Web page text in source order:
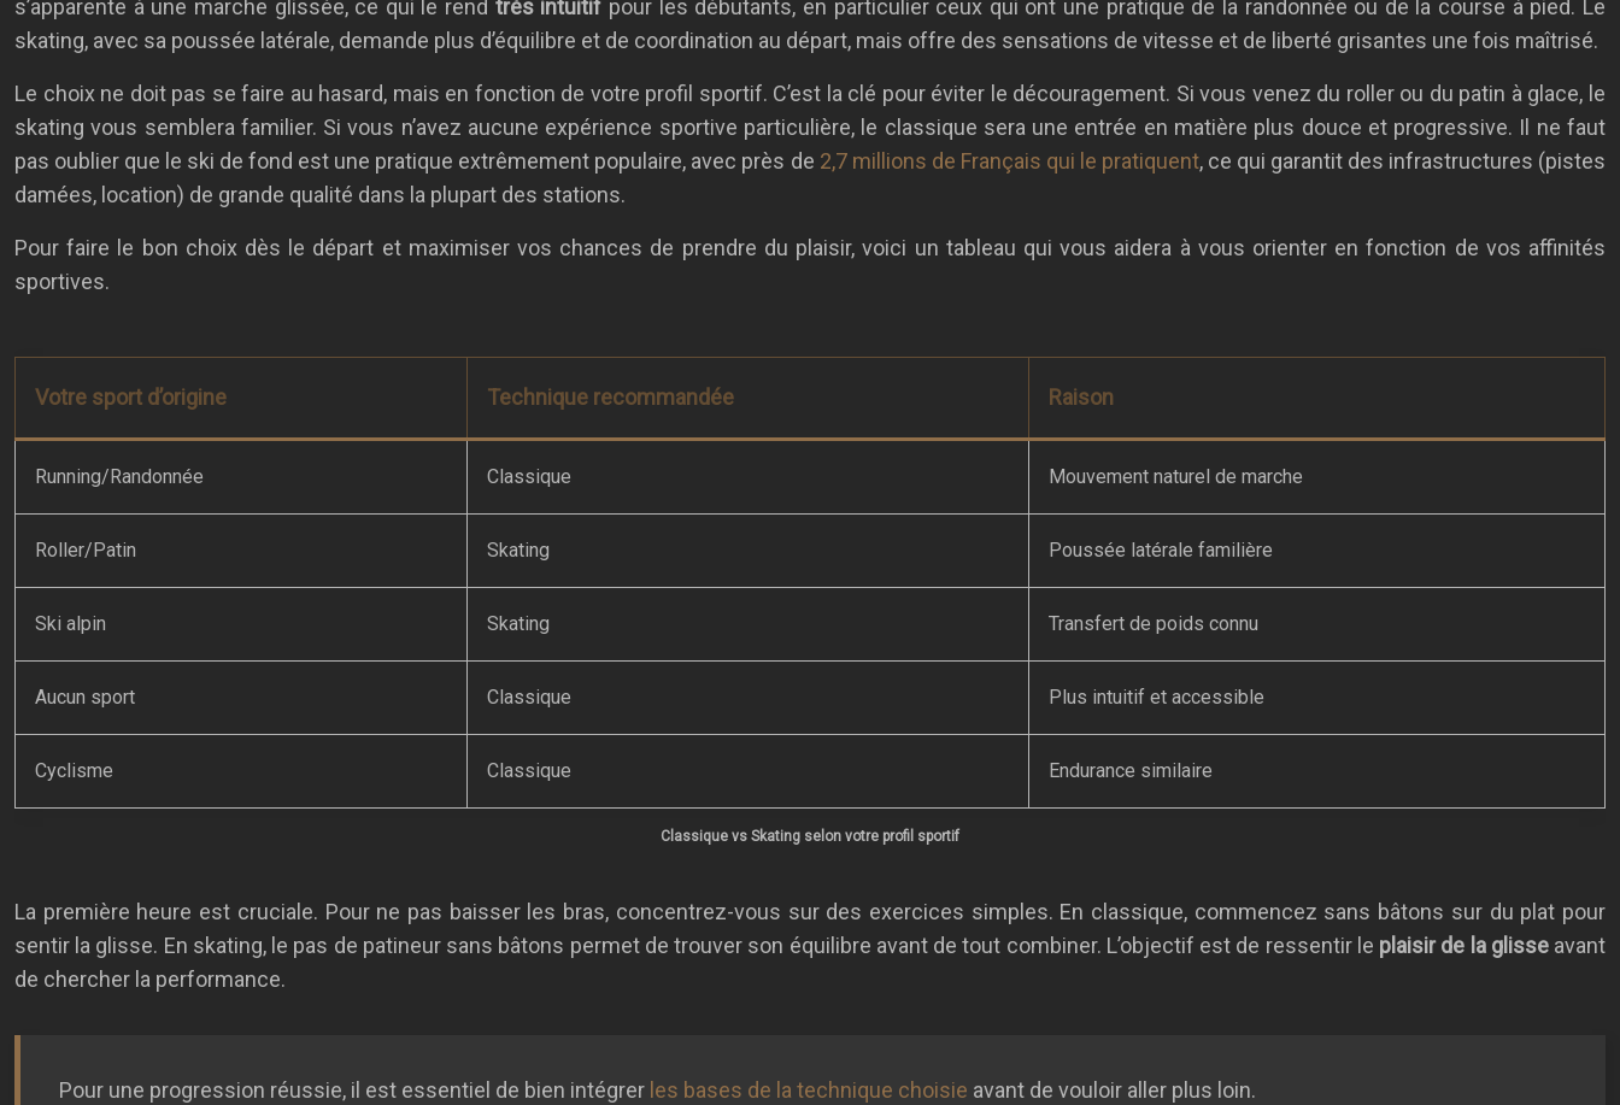
s’apparente à une marche glissée, ce qui le rend très intuitif pour les débutants, en particulier ceux qui ont une pratique de la randonnée ou de la course à pied. Le
skating, avec sa poussée latérale, demande plus d’équilibre et de coordination au départ, mais offre des sensations de vitesse et de liberté grisantes une fois maîtrisé.
Le choix ne doit pas se faire au hasard, mais en fonction de votre profil sportif. C’est la clé pour éviter le découragement. Si vous venez du roller ou du patin à glace, le
skating vous semblera familier. Si vous n’avez aucune expérience sportive particulière, le classique sera une entrée en matière plus douce et progressive. Il ne faut
pas oublier que le ski de fond est une pratique extrêmement populaire, avec près de 2,7 millions de Français qui le pratiquent, ce qui garantit des infrastructures (pistes
damées, location) de grande qualité dans la plupart des stations.
Pour faire le bon choix dès le départ et maximiser vos chances de prendre du plaisir, voici un tableau qui vous aidera à vous orienter en fonction de vos affinités
sportives.
Classique vs Skating selon votre profil sportif
Votre sport d’origine Technique recommandée Raison
Running/Randonnée Classique Mouvement naturel de marche
Roller/Patin Skating Poussée latérale familière
Ski alpin Skating Transfert de poids connu
Aucun sport Classique Plus intuitif et accessible
Cyclisme Classique Endurance similaire
La première heure est cruciale. Pour ne pas baisser les bras, concentrez-vous sur des exercices simples. En classique, commencez sans bâtons sur du plat pour
sentir la glisse. En skating, le pas de patineur sans bâtons permet de trouver son équilibre avant de tout combiner. L’objectif est de ressentir le plaisir de la glisseavant
de chercher la performance.
Pour une progression réussie, il est essentiel de bien intégrer les bases de la technique choisie avant de vouloir aller plus loin.